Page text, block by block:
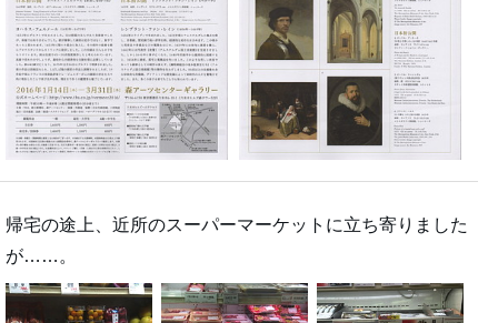
帰宅の途上、近所のスーパーマーケットに立ち寄りました
が……。